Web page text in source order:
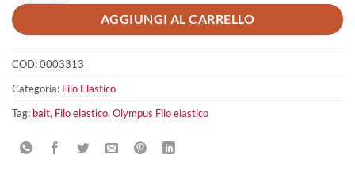
AGGIUNGI AL CARRELLO
COD:0003313
Categoria: Filo Elastico
Tag: bait, Filo elastico, Olympus Filo elastico